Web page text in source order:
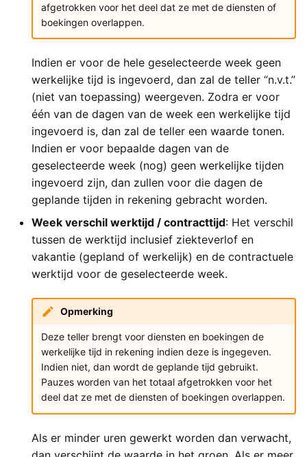
afgetrokken voor het deel dat ze met de diensten of
boekingen overlappen.
Indien er voor de hele geselecteerde week geen
werkelijke tijd is ingevoerd, dan zal de teller “n.v.t.”
(niet van toepassing) weergeven. Zodra er voor
één van de dagen van de week een werkelijke tijd
ingevoerd is, dan zal de teller een waarde tonen.
Indien er voor bepaalde dagen van de
geselecteerde week (nog) geen werkelijke tijden
ingevoerd zijn, dan zullen voor die dagen de
geplande tijden in rekening gebracht worden.
Week verschil werktijd / contracttijd: Het verschil
tussen de werktijd inclusief ziekteverlof en
vakantie (gepland of werkelijk) en de contractuele
werktijd voor de geselecteerde week.
Opmerking
Deze teller brengt voor diensten en boekingen de
werkelijke tijd in rekening indien deze is ingegeven.
Indien niet, dan wordt de geplande tijd gebruikt.
Pauzes worden van het totaal afgetrokken voor het
deel dat ze met de diensten of boekingen overlappen.
Als er minder uren gewerkt worden dan verwacht,